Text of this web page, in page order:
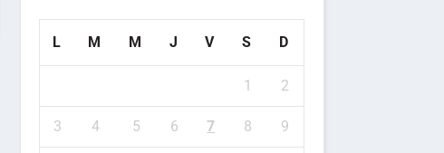
L M M J V S D
1 2
3 4 5 6 7 8 9